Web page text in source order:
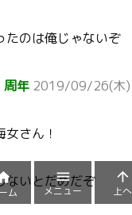
たのは俺じゃないぞ
周年 2019/09/26(木
さん！
ないとだめだぞ
ム

メニュー

上へ